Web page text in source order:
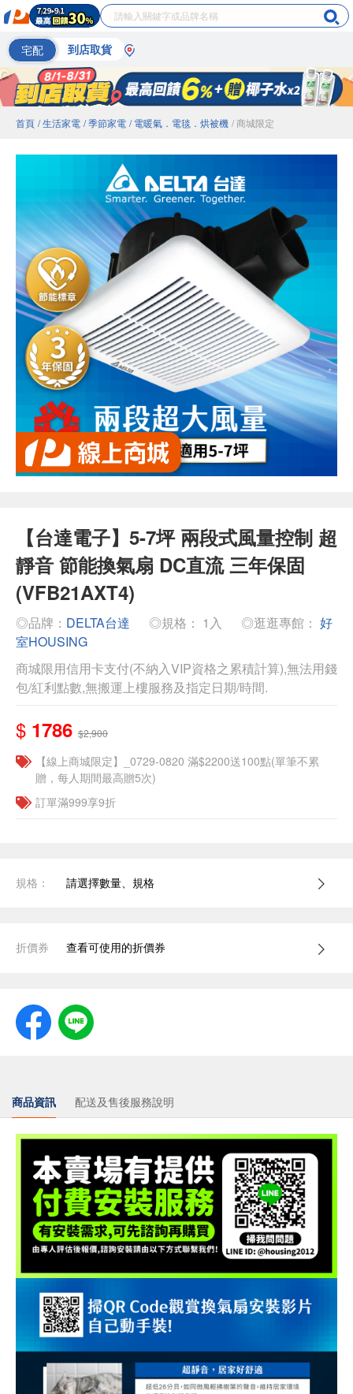
宅配 到店取貨
首頁 / 生活家電 / 季節家電 / 電暖氣．電毯．烘被機 / 商城限定
【台達電子】5-7坪 兩段式風量控制 超
靜音 節能換氣扇 DC直流 三年保固
(VFB21AXT4)
◎品牌： DELTA台達 ◎規格： 1入 ◎逛逛專館： 好
室HOUSING
商城限用信用卡支付(不納入VIP資格之累積計算),無法用錢
包/紅利點數,無搬運上樓服務及指定日期/時間.
$ 1786 $2,900
【線上商城限定】_0729-0820 滿$2200送100點(單筆不累
贈，每人期間最高贈5次)
訂單滿999享9折
規格： 請選擇數量、規格
折價券 查看可使用的折價券
商品資訊 配送及售後服務說明